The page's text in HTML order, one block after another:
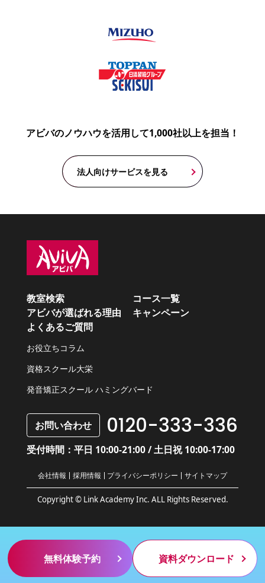
アビバのノウハウを活用して1,000社以上を担当！
法人向けサービスを見る
教室検索
コース一覧
アビバが選ばれる理由
キャンペーン
よくあるご質問
お役立ちコラム
資格スクール大栄
発音矯正スクール ハミングバード
お問い合わせ 0120-333-336
受付時間：平日 10:00-21:00 / 土日祝 10:00-17:00
Copyright © Link Academy Inc. ALL Rights Reserved.
会社情報 採用情報 プライバシーポリシー サイトマップ
無料体験予約 資料ダウンロード